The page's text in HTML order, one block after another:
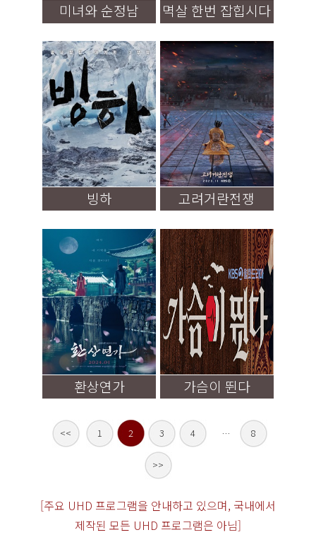
미녀와 순정남 멱살 한번 잡힙시다
빙하 고려거란전쟁
환상연가 가슴이 뛴다
<< 1 2 3 4 … 8
>>
[주요 UHD 프로그램을 안내하고 있으며, 국내에서
제작된 모든 UHD 프로그램은 아님]